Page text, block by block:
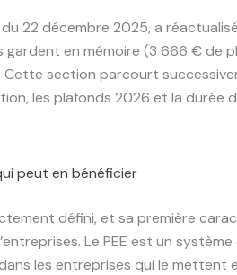
22 décembre 2025, a
en mémoire (3 666 € de
section parcourt
les plafonds 2026 et la durée
peut en bénéficier
défini, et sa première
Le PEE est un
les entreprises qui le mettent